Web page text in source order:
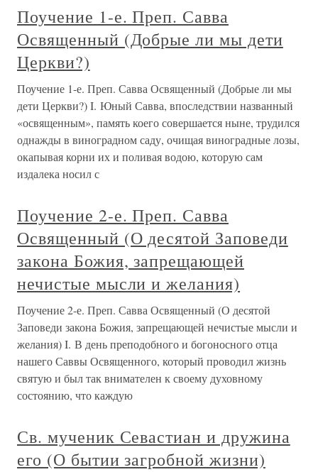
Поучение 1-е. Преп. Савва
Освященный (Добрые ли мы дети
Церкви?)
Поучение 1-е. Преп. Савва Освященный (Добрые ли мы
дети Церкви?) I. Юный Савва, впоследствии названный
«освященным», память коего совершается ныне, трудился
однажды в виноградном саду, очищая виноградные лозы,
окапывая корни их и поливая водою, которую сам
издалека носил с
Поучение 2-е. Преп. Савва
Освященный (О десятой Заповеди
закона Божия, запрещающей
нечистые мысли и желания)
Поучение 2-е. Преп. Савва Освященный (О десятой
Заповеди закона Божия, запрещающей нечистые мысли и
желания) I. В день преподобного и богоносного отца
нашего Саввы Освященного, который проводил жизнь
святую и был так внимателен к своему духовному
состоянию, что каждую
Св. мученик Севастиан и дружина
его (О бытии загробной жизни)